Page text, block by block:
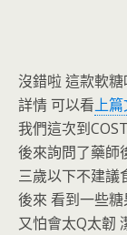
沒錯啦 這款軟
詳情 可以看上
我們這次到
後來詢問了藥師
三歲以下不建議
後來 看到一些糖
又怕會太Q太韌